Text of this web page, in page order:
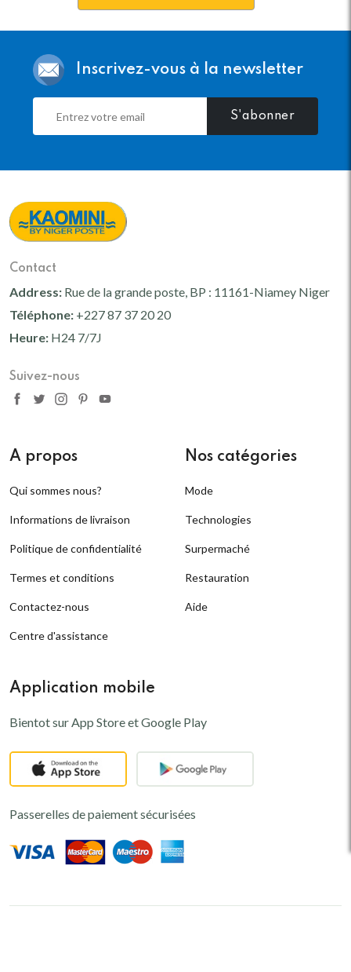
Inscrivez-vous à la newsletter
S'abonner
Contact
Address: Rue de la grande poste, BP : 11161-Niamey Niger
Téléphone: +227 87 37 20 20
Heure: H24 7/7J
Suivez-nous
A propos
Qui sommes nous?
Informations de livraison
Politique de confidentialité
Termes et conditions
Contactez-nous
Centre d'assistance
Nos catégories
Mode
Technologies
Surpermaché
Restauration
Aide
Application mobile
Bientot sur App Store et Google Play
Passerelles de paiement sécurisées